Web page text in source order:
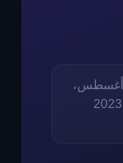
12 أغسطس،
2023